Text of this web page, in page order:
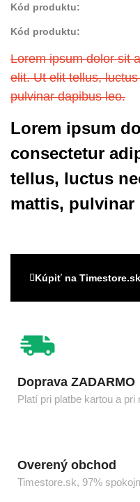
Kód produktu:
Kód produktu:
Lorem ipsum dolor sit
elit. Ut elit tellus,
pulvinar dapibus leo.
Lorem ipsum
consectetur
tellus, luctus
mattis, pulvinar
Kúpiť na Timestore.sk
Doprava ZADARMO
Platí pri platbe kartou a pri
Overený obchod
Timestore.sk, 97%